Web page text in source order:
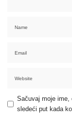
Sačuvaj moje ime,
sledeći put kada